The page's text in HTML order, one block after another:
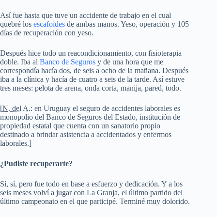
Así fue hasta que tuve un accidente de trabajo en el cual
quebré los escafoides de ambas manos. Yeso, operación y 105
días de recuperación con yeso.
Después hice todo un reacondicionamiento, con fisioterapia
doble. Iba al Banco de Seguros y de una hora que me
correspondía hacía dos, de seis a ocho de la mañana. Después
iba a la clínica y hacía de cuatro a seis de la tarde. Así estuve
tres meses: pelota de arena, onda corta, manija, pared, todo.
[N. del A.: en Uruguay el seguro de accidentes laborales es
monopolio del Banco de Seguros del Estado, institución de
propiedad estatal que cuenta con un sanatorio propio
destinado a brindar asistencia a accidentados y enfermos
laborales.]
¿Pudiste recuperarte?
Sí, sí, pero fue todo en base a esfuerzo y dedicación. Y a los
seis meses volví a jugar con La Granja, el último partido del
último campeonato en el que participé. Terminé muy dolorido.